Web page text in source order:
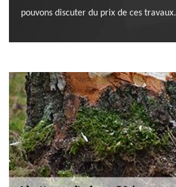
pouvons discuter du prix de ces travaux.